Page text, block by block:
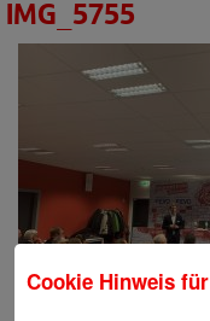
IMG_5755
Cookie Hinweis für